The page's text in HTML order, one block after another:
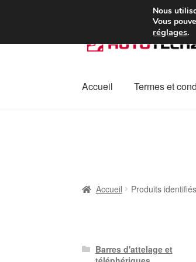
Colissimo
à
navigation
au
Accueil Termes et
Accueil Produits
Barres d'attelage et
Nous
Vous
réglages.